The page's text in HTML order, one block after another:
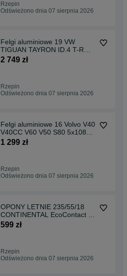
Rzepin
Odświeżono dnia 07 sierpnia 2026
Felgi aluminiowe 19 VW
TIGUAN TAYRON ID.4 T-ROC
passat 5x112 Oryginalne
2 749 zł
Rzepin
Odświeżono dnia 07 sierpnia 2026
Felgi aluminiowe 16 Volvo V40
V40CC V60 V50 S80 5x108
Oryginalne
1 299 zł
Rzepin
Odświeżono dnia 07 sierpnia 2026
OPONY LETNIE 235/55/18
CONTINENTAL EcoContact 6
235/55R18 4 szt.
599 zł
Rzepin
Odświeżono dnia 07 sierpnia 2026